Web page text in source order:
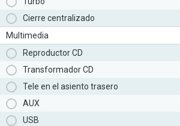
Cierre centralizado
Multimedia
Reproductor CD
Transformador CD
Tele en el asiento trasero
AUX
USB